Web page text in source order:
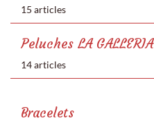
15 articles
Peluches LA GALLERIA
14 articles
Bracelets